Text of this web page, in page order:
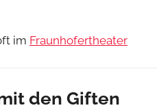
im Fraunhofertheater
den Giften